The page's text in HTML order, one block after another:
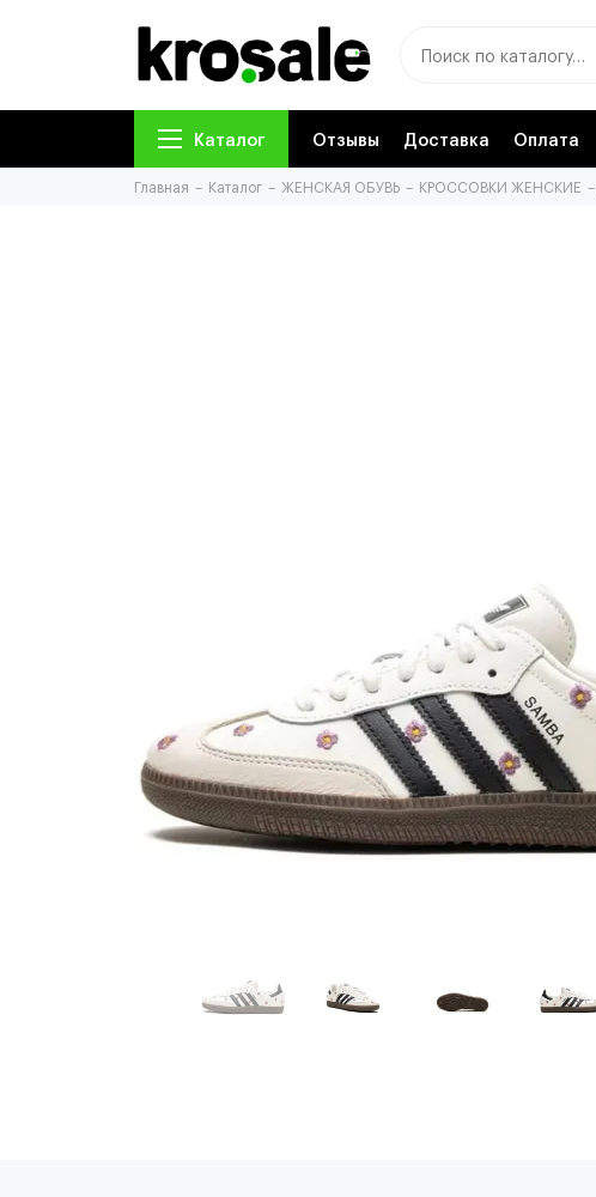
Каталог Отзывы Доставка Оплата
Главная Каталог ЖЕНСКАЯ ОБУВЬ КРОССОВКИ ЖЕНСКИЕ